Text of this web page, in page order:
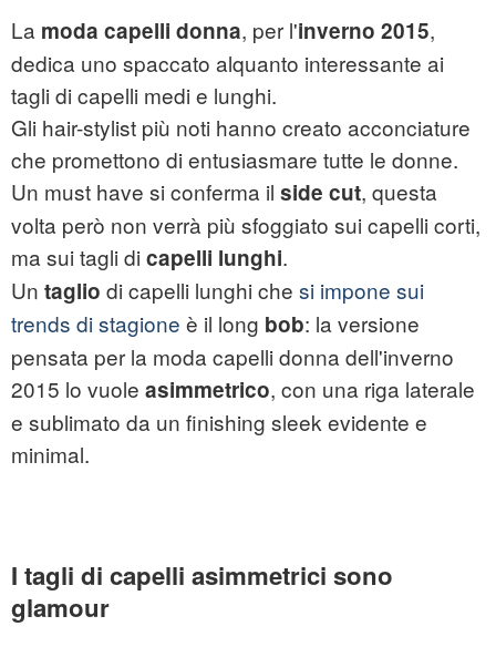
La moda capelli donna, per l'inverno 2015,
dedica uno spaccato alquanto interessante ai
tagli di capelli medi e lunghi.
Gli hair-stylist più noti hanno creato acconciature
che promettono di entusiasmare tutte le donne.
Un must have si conferma il side cut, questa
volta però non verrà più sfoggiato sui capelli corti,
ma sui tagli di capelli lunghi.
Un taglio di capelli lunghi che si impone sui
trends di stagione è il long bob: la versione
pensata per la moda capelli donna dell'inverno
2015 lo vuole asimmetrico, con una riga laterale
e sublimato da un finishing sleek evidente e
minimal.
I tagli di capelli asimmetrici sono
glamour